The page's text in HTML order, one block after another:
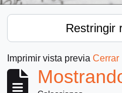
Restringir
Imprimir vista previa Cerrar